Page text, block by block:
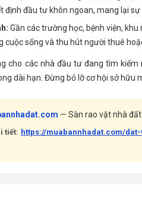
định đầu tư khôn ngoan, mang lại
Gần các trường học, bệnh viện,
cuộc sống và thu hút người thuê
cho các nhà đầu tư đang tìm
dài hạn. Đừng bỏ lỡ cơ hội sở hữu
— Sàn rao vặt nhà
tiết: https://muabannhadat.com/